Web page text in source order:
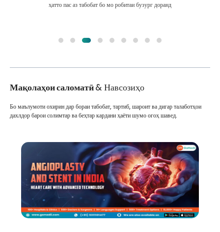
ҳатто пас аз табобат бо мо робитаи бузург доранд
Мақолаҳои саломатӣ& Навсозиҳо
Бо маълумоти охирин дар бораи табобат, тартиб, шароит ва дигар талаботҳои
дахлдор барои солимтар ва беҳтар кардани ҳаёти шумо огоҳ шавед.